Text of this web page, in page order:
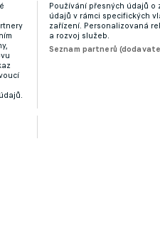
Zlatohlávek z
Používání přesných údajů
údajů v rámci specifických
zařízení. Personalizovaná
a rozvoj služeb.
Seznam partnerů